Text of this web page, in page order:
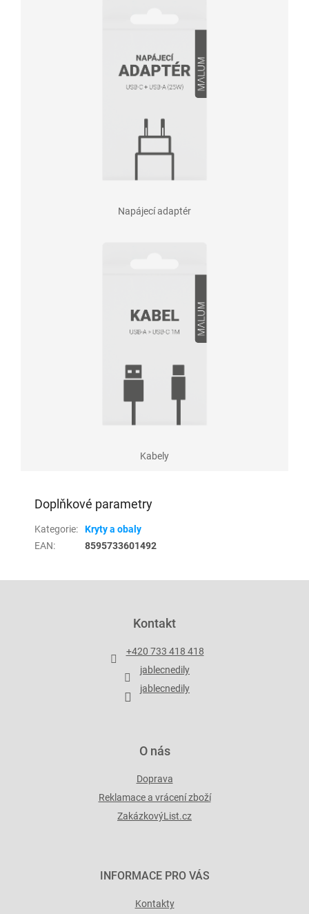
Napájecí adaptér
Kabely
Doplňkové parametry
Kategorie:
Kryty a obaly
EAN: 8595733601492
Kontakt
+420 733 418 418
jablecnedily
jablecnedily
O nás
Doprava
Reklamace a vrácení zboží
ZakázkovýList.cz
INFORMACE PRO VÁS
Kontakty